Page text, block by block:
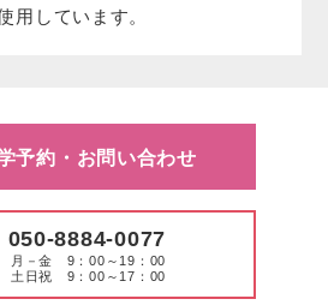
用しています。
予約・お問い合わせ
050-8884-0077
月－金 9：00～19：00
土日祝 9：00～17：00